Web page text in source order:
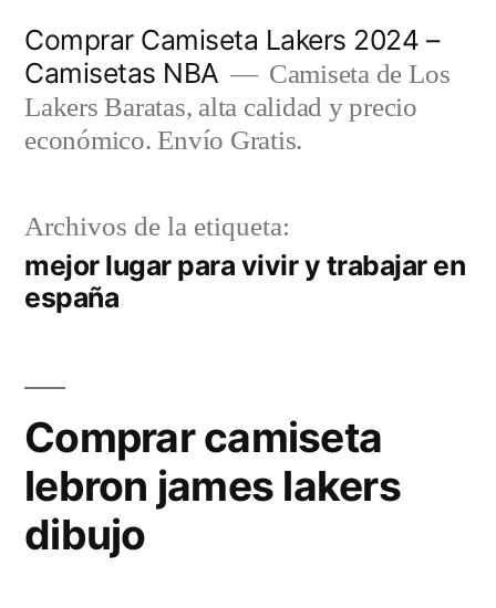
contenido
Comprar Camiseta Lakers 2024 –
Camisetas NBA
Camiseta de Los
Lakers Baratas, alta calidad y precio
económico. Envío Gratis.
Archivos de la etiqueta:
mejor lugar para vivir y trabajar en
españa
Comprar camiseta
lebron james lakers
dibujo